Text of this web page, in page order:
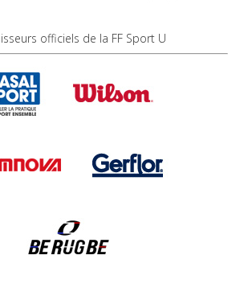
officiels de la FF Sport U